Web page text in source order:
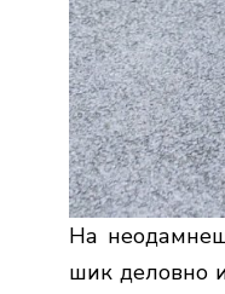
На
шик деловно